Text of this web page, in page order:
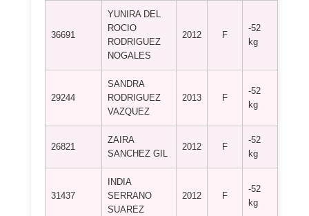
36691
YUNIRA DEL
ROCIO
RODRIGUEZ
NOGALES
2012 F
-52
kg
29244
SANDRA
RODRIGUEZ
VAZQUEZ
2013 F
-52
kg
26821
ZAIRA
SANCHEZ GIL
2012 F
-52
kg
31437
INDIA
SERRANO
SUAREZ
2012 F
-52
kg